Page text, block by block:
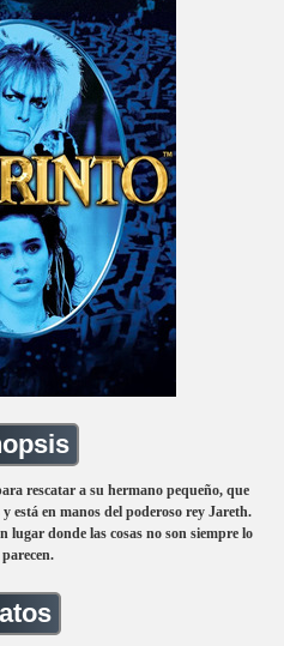
rescatar a su hermano pequeño, que
está en manos del poderoso rey Jareth.
lugar donde las cosas no son siempre lo